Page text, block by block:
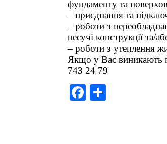
фундаменту та
– приєднання та
– роботи з
несучі конструкції та/
– роботи з утеплення
Якщо у Вас виникають
743 24 79
F